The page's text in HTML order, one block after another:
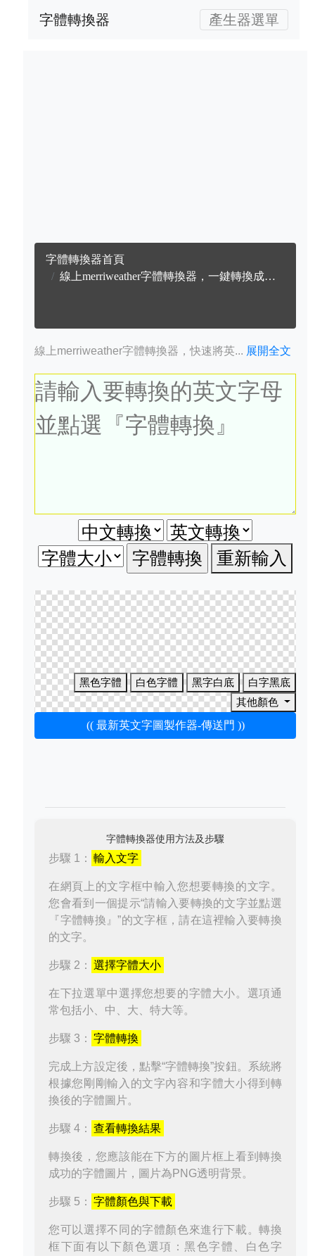
字體轉換器 產生器選單
字體轉換器首頁
線上merriweather字體轉換器，一鍵轉換成英文merriweather字體
線上merriweather字體轉換器，快速將英... 展開全文
重新輸入
黑色字體 白色字體 黑字白底
白字黑底
其他顏色
(( 最新英文字圖製作器-傳送門 ))
字體轉換器使用方法及步驟
步驟 1： 輸入文字
在網頁上的文字框中輸入您想要轉換的文字。
您會看到一個提示“請輸入要轉換的文字並點選
『字體轉換』”的文字框，請在這裡輸入要轉換
的文字。
步驟 2： 選擇字體大小
在下拉選單中選擇您想要的字體大小。選項通
常包括小、中、大、特大等。
步驟 3： 字體轉換
完成上方設定後，點擊“字體轉換”按鈕。系統將
根據您剛剛輸入的文字內容和字體大小得到轉
換後的字體圖片。
步驟 4： 查看轉換結果
轉換後，您應該能在下方的圖片框上看到轉換
成功的字體圖片，圖片為PNG透明背景。
步驟 5： 字體顏色與下載
您可以選擇不同的字體顏色來進行下載。轉換
框下面有以下顏色選項：黑色字體、白色字